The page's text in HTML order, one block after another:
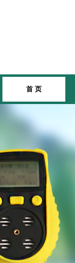
首 页